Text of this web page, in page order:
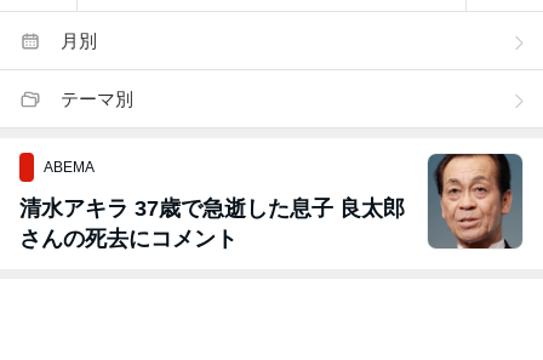
月別
テーマ別
ABEMA
清水アキラ 37歳で急逝した息子 良太郎
さんの死去にコメント